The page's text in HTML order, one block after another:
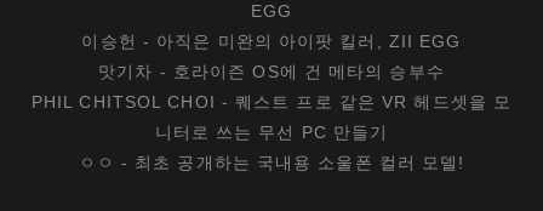
EGG
이승헌 - 아직은 미완의 아이팟 킬러, ZII EGG
맛기차 - 호라이즌 OS에 건 메타의 승부수
PHIL CHITSOL CHOI -퀘스트 프로 같은 VR 헤드셋을 모
니터로 쓰는 무선 PC 만들기
ㅇㅇ - 최초 공개하는 국내용 소울폰 컬러 모델!